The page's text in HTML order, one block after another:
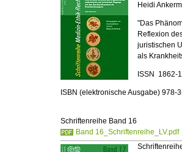
Heidi
"Das
Reflexion
juristischen
als
ISSN 1862-
ISBN (elektronische Ausgabe) 978-
Schriftenreihe Band 16
Band 16_Schriftenreihe_LV.pdf